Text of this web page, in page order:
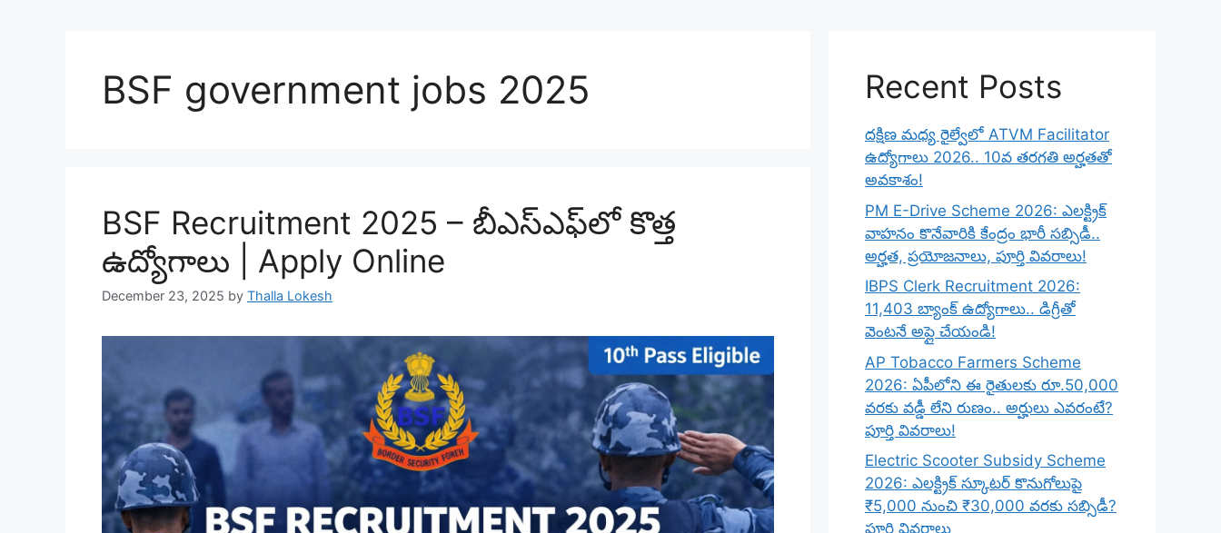
BSF government jobs 2025
BSF Recruitment 2025 – బీఎస్‌ఎఫ్‌లో కొత్త
ఉద్యోగాలు | Apply Online
December 23, 2025 by Thalla Lokesh
Recent Posts
దక్షిణ మధ్య రైల్వేలో ATVM Facilitator
ఉద్యోగాలు 2026.. 10వ తరగతి అర్హతతో
అవకాశం!
PM E-Drive Scheme 2026: ఎలక్ట్రిక్
వాహనం కొనేవారికి కేంద్రం భారీ సబ్సిడీ..
అర్హత, ప్రయోజనాలు, పూర్తి వివరాలు!
IBPS Clerk Recruitment 2026:
11,403 బ్యాంక్ ఉద్యోగాలు.. డిగ్రీతో
వెంటనే అప్లై చేయండి!
AP Tobacco Farmers Scheme
2026: ఏపీలోని ఈ రైతులకు రూ.50,000
వరకు వడ్డీ లేని రుణం.. అర్హులు ఎవరంటే?
పూర్తి వివరాలు!
Electric Scooter Subsidy Scheme
2026: ఎలక్ట్రిక్ స్కూటర్ కొనుగోలుపై
₹5,000 నుంచి ₹30,000 వరకు సబ్సిడీ?
పూర్తి వివరాలు